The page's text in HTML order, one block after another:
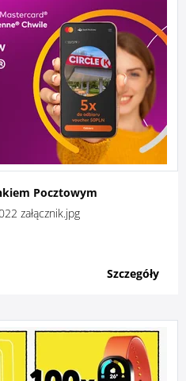
Pocztowym
załącznik.jpg
Szczegóły